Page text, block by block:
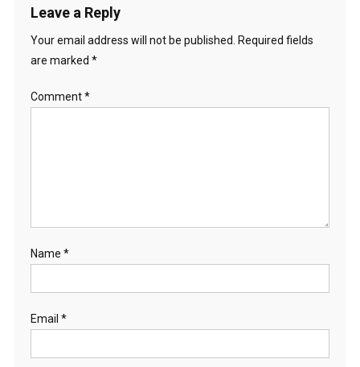
Leave a Reply
Your email address will not be published.
Required fields
are marked *
Comment*
Name *
Email *